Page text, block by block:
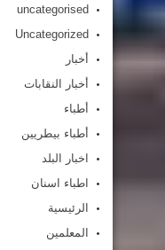
uncategorised
Uncategorized
أخبار
أخبار النقابات
أطباء
أطباء بيطريين
اخبار البلد
اطباء اسنان
الرئيسية
المعلمين